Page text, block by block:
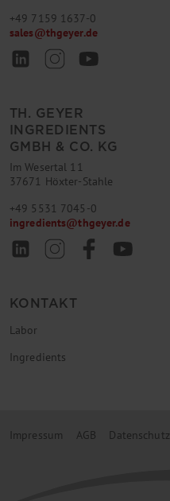
+49 7159 1637-0
sales@thgeyer.de
TH. GEYER
INGREDIENTS
GMBH & CO. KG
Im Wesertal 11
37671 Höxter-Stahle
+49 5531 7045-0
ingredients@thgeyer.de
KONTAKT
Labor
Ingredients
Impressum AGB Datenschutz